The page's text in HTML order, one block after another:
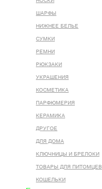
ШАРФЫ
НИЖНЕЕ БЕЛЬЕ
СУМКИ
РЕМНИ
РЮКЗАКИ
УКРАШЕНИЯ
КОСМЕТИКА
ПАРФЮМЕРИЯ
КЕРАМИКА
ДРУГОЕ
ДЛЯ ДОМА
КЛЮЧНИЦЫ И БРЕЛОКИ
ТОВАРЫ ДЛЯ ПИТОМЦЕВ
КОШЕЛЬКИ